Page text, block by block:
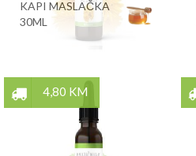
KAPI MASLAČKA
30ML
4,80 KM